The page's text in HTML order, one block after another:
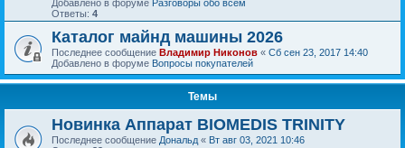
Добавлено в форуме Разговоры обо всем
Ответы: 4
Каталог майнд машины 2026
Последнее сообщение Владимир Никонов « Сб сен 23, 2017 14:40
Добавлено в форуме Вопросы покупателей
Темы
Новинка Аппарат BIOMEDIS TRINITY
Последнее сообщение Дональд « Вт авг 03, 2021 10:46